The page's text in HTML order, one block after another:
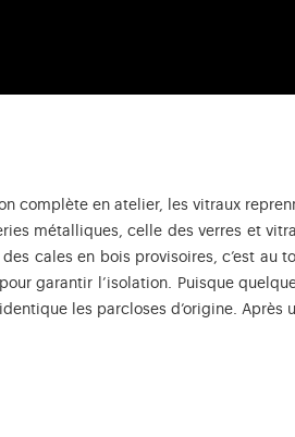
complète en atelier, les vitraux
métalliques, celle des verres et
cales en bois provisoires, c’est au
garantir l’isolation. Puisque
les parcloses d’origine. Après